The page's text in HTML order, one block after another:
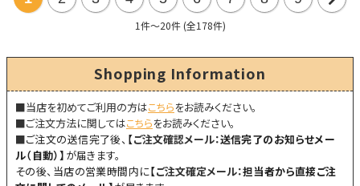
1件～20件 (全178件)
Shopping Information
■当店を初めてご利用の方はこちらをお読みください。
■ご注文方法に関してはこちらをお読みください。
■ご注文の送信完了後、 【ご注文確認メール：送信完了のお知らせメー
ル（自動）】 が届きます。
その後、当店の営業時間内に【ご注文確定メール：担当者から直接ご注